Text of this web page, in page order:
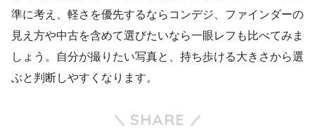
準に考え、軽さを優先するならコンデジ、ファインダーの
見え方や中古を含めて選びたいなら一眼レフも比べてみま
しょう。自分が撮りたい写真と、持ち歩ける大きさから選
ぶと判断しやすくなります。
SHARE